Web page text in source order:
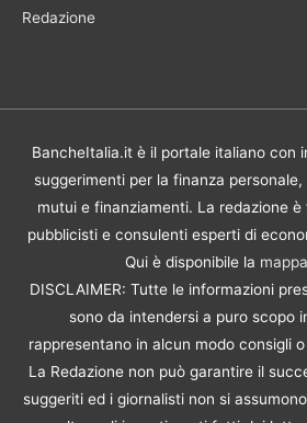
Redazione
BancheItalia.it è il portale italiano con
suggerimenti per la finanza
mutui e finanziamenti. La redazione
pubblicisti e consulenti esperti di
Qui è disponibile la
DISCLAIMER: Tutte le informazioni
sono da intendersi a puro scopo
rappresentano in alcun modo consigli
La Redazione non può garantire il
suggeriti ed i giornalisti non si